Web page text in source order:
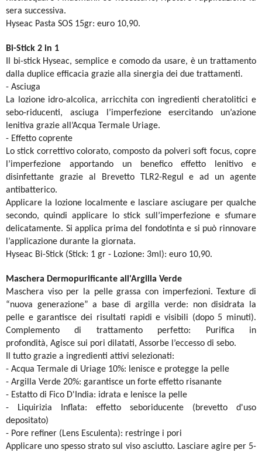
sera successiva.
Hyseac Pasta SOS 15gr: euro 10,90.
Bi-Stick 2 in 1
Il bi-stick Hyseac, semplice e comodo da usare, è un trattamento
dalla duplice efficacia grazie alla sinergia dei due trattamenti.
- Asciuga
La lozione idro-alcolica, arricchita con ingredienti cheratolitici e
sebo-riducenti, asciuga l’imperfezione esercitando un’azione
lenitiva grazie all’Acqua Termale Uriage.
- Effetto coprente
Lo stick correttivo colorato, composto da polveri soft focus, copre
l’imperfezione apportando un benefico effetto lenitivo e
disinfettante grazie al Brevetto TLR2-Regul e ad un agente
antibatterico.
Applicare la lozione localmente e lasciare asciugare per qualche
secondo, quindi applicare lo stick sull’imperfezione e sfumare
delicatamente. Si applica prima del fondotinta e si può rinnovare
l’applicazione durante la giornata.
Hyseac Bi-Stick (Stick: 1 gr - Lozione: 3ml): euro 10,90.
Maschera Dermopurificante all'Argilla Verde
Maschera viso per la pelle grassa con imperfezioni. Texture di
“nuova generazione” a base di argilla verde: non disidrata la
pelle e garantisce dei risultati rapidi e visibili (dopo 5 minuti).
Complemento di trattamento perfetto:
Purifica in
profondità, Agisce sui pori dilatati, Assorbe l’eccesso di sebo.
Il tutto grazie a ingredienti attivi selezionati:
- Acqua Termale di Uriage 10%: lenisce e protegge la pelle
- Argilla Verde 20%: garantisce un forte effetto risanante
- Estatto di Fico D'India: idrata e lenisce la pelle
- Liquirizia Inflata: effetto seboriducente (brevetto d'uso
depositato)
- Pore refiner (Lens Esculenta): restringe i pori
Applicare uno spesso strato sul viso asciutto. Lasciare agire per 5-